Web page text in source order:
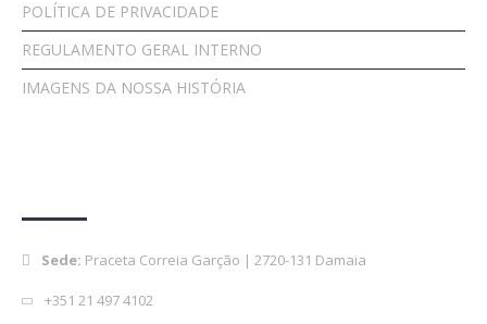
POLÍTICA DE PRIVACIDADE
REGULAMENTO GERAL INTERNO
IMAGENS DA NOSSA HISTÓRIA
Sede: Praceta Correia Garção | 2720-131 Damaia
+351 21 497 4102